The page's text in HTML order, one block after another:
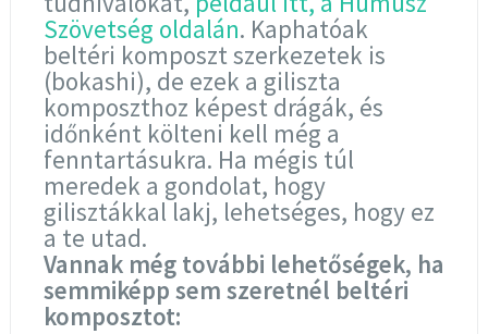
Szövetség oldalán. Kaphatóak
beltéri komposzt szerkezetek is
(bokashi), de ezek a giliszta
komposzthoz képest drágák, és
időnként költeni kell még a
fenntartásukra. Ha mégis túl
meredek a gondolat, hogy
gilisztákkal lakj, lehetséges, hogy ez
a te utad.
Vannak még további lehetőségek, ha
semmiképp sem szeretnél beltéri
komposztot: